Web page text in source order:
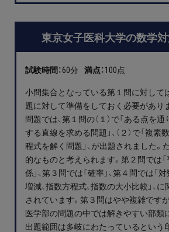
免責事項・著作権等
プロ教師が
公式LINE＠
0120-
受付:9:30～21:30(定休:日曜
東京女子医科大学の数学
試験時間：60分 満点：100点
小問集合となっている第１問に対して
題に対して準備をしておく必要があり
問題では、第１問の（１）で「ある点を
する直線を求める問題」、（２）で「複
程式を解く問題」、が出題されました。
的なものと考えられます。第２問では
係」、第３問では「確率」、第４問では「
増減、指数方程式、指数の大小比較」、
されています。第３問はやや複雑ですが
医学部の問題の中では解きやすい部類
出題範囲は多岐にわたっているという